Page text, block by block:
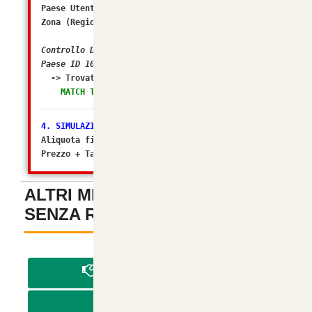
Paese Utente/Store ID: 105
Zona (Regione) ID: 238
Controllo DB: In quali Zone Fiscali rientra il
Paese ID 105?
-> Trovato in Geo Zone ID:
MATCH TROVATO! Tasso configurato: 22.0000%
4. SIMULAZIONE FINALE
Aliquota finale calcolata da osC: 22%
Prezzo + Tasse (Matematico): 49.899952
ALTRI METODI DI PAGAMENTO
SENZA REGISTRAZIONE